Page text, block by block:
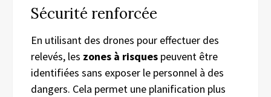
Sécurité renforcée
En utilisant des drones pour effectuer des
relevés, les zones à risques peuvent être
identifiées sans exposer le personnel à des
dangers. Cela permet une planification plus